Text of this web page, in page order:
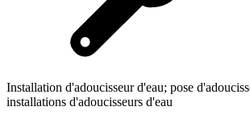
Installation d'adoucisseur d'eau; pose
installations d'adoucisseurs d'eau